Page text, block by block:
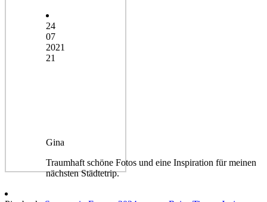
24
07
2021
21
Gina
Traumhaft schöne Fotos und eine Inspiration für meinen
nächsten Städtetrip.